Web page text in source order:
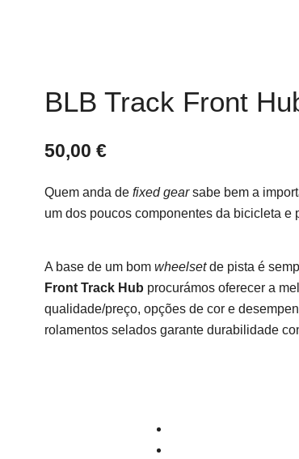
BLB Track Front
50,00 €
Quem anda de fixed gearsabe bem a
um dos poucos componentes da bicicleta e
A base de um bom wheelsetde pista é
Front Track Hub procurámos oferecer a
qualidade/preço, opções de cor e
rolamentos selados garante durabilidade